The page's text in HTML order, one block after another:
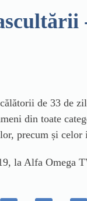
de 33 de
din toate
precum și
la Alfa Omega